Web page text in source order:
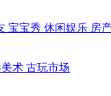
宝宝秀 休闲娱乐 房
术 古玩市场